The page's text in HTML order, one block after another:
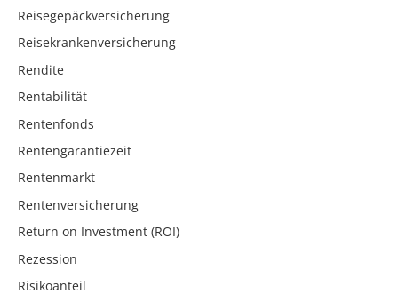
Reisegepäckversicherung
Reisekrankenversicherung
Rendite
Rentabilität
Rentenfonds
Rentengarantiezeit
Rentenmarkt
Rentenversicherung
Return on Investment (ROI)
Rezession
Risikoanteil